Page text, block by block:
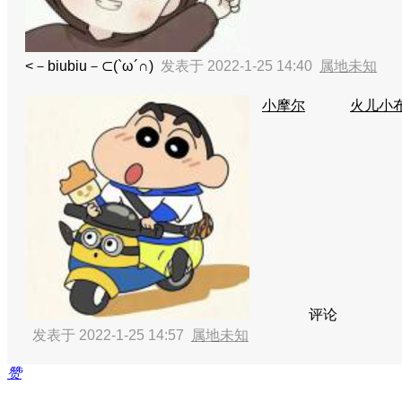
<－biubiu－⊂(`ω´∩) 发表于 2022-1-25 14:40 属地未知
小摩尔
评论
火儿小
发表于 2022-1-25 14:57 属地未知
赞